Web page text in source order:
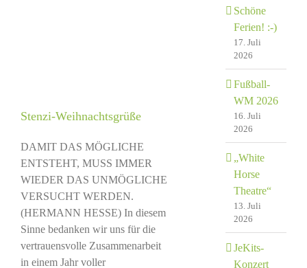
Stenzi-Weihnachtsgrüße
DAMIT DAS MÖGLICHE
ENTSTEHT, MUSS IMMER
WIEDER DAS UNMÖGLICHE
VERSUCHT WERDEN.
(HERMANN HESSE) In diesem
Sinne bedanken wir uns für die
vertrauensvolle Zusammenarbeit
in einem Jahr voller
Schöne
Ferien! :-)
17. Juli
2026
Fußball-
WM 2026
16. Juli
2026
„White
Horse
Theatre“
13. Juli
2026
JeKits-
Konzert